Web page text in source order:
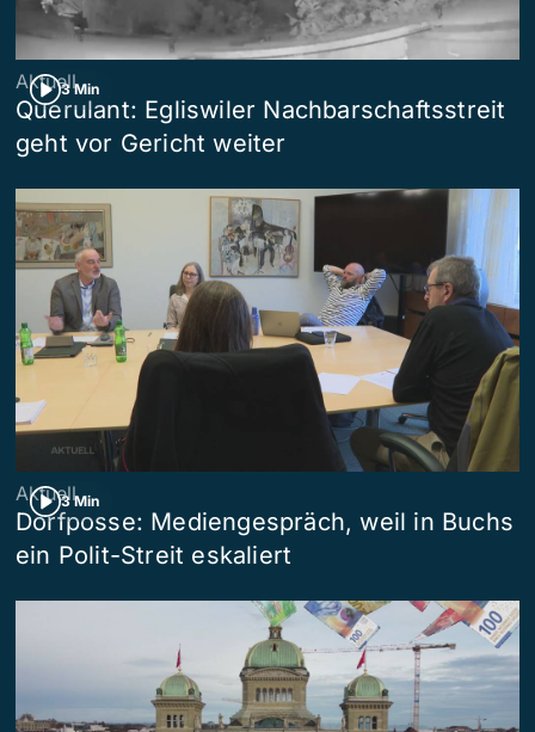
3 Min
Aktuell
Querulant: Egliswiler Nachbarschaftsstreit
geht vor Gericht weiter
3 Min
Aktuell
Dorfposse: Mediengespräch, weil in Buchs
ein Polit-Streit eskaliert